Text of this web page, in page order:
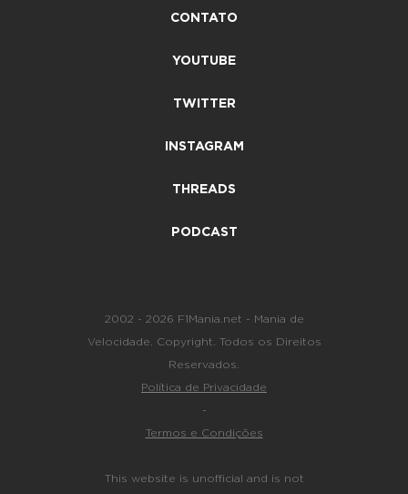
CONTATO
YOUTUBE
TWITTER
INSTAGRAM
THREADS
PODCAST
2002 - 2026 F1Mania.net - Mania de
Velocidade. Copyright. Todos os Direitos
Reservados.
Política de Privacidade
-
Termos e Condições
This website is unofficial and is not